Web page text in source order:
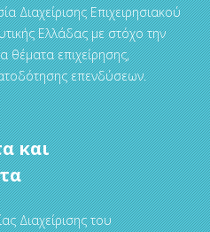
Διαχείρισης Επιχειρησιακού
Ελλάδας με στόχο την
θέματα επιχείρησης,
επενδύσεων.
και
Διαχείρισης του